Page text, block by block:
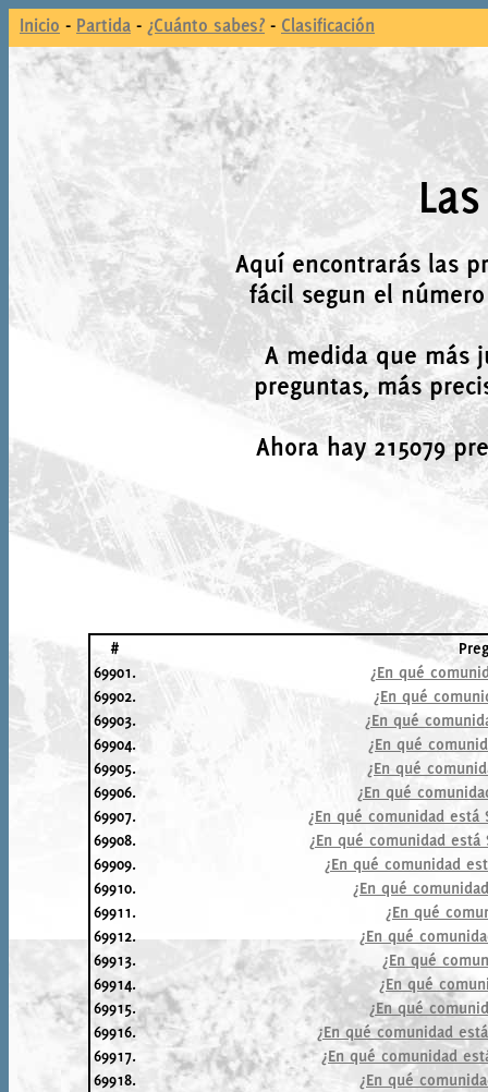
Inicio - Partida - ¿Cuánto sabes? - Clasificación
Aquí encontrarás las
fácil segun el
A medida que más
preguntas, más
Ahora hay 215079
#
69901.
¿En qué
69902.
¿En qué
69903.
¿En qué
69904.
¿En qué
69905.
¿En qué
69906.
¿En qué
69907.
¿En qué comunidad está
69908.
¿En qué comunidad está
69909.
¿En qué comunidad
69910.
¿En qué
69911.
¿En qué
69912.
¿En qué
69913.
¿En qué
69914.
¿En qué
69915.
¿En qué
69916.
¿En qué comunidad
69917.
¿En qué comunidad
69918.
¿En qué